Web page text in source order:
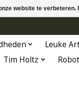
Leuke
Tim Holtz
website te verbeteren.